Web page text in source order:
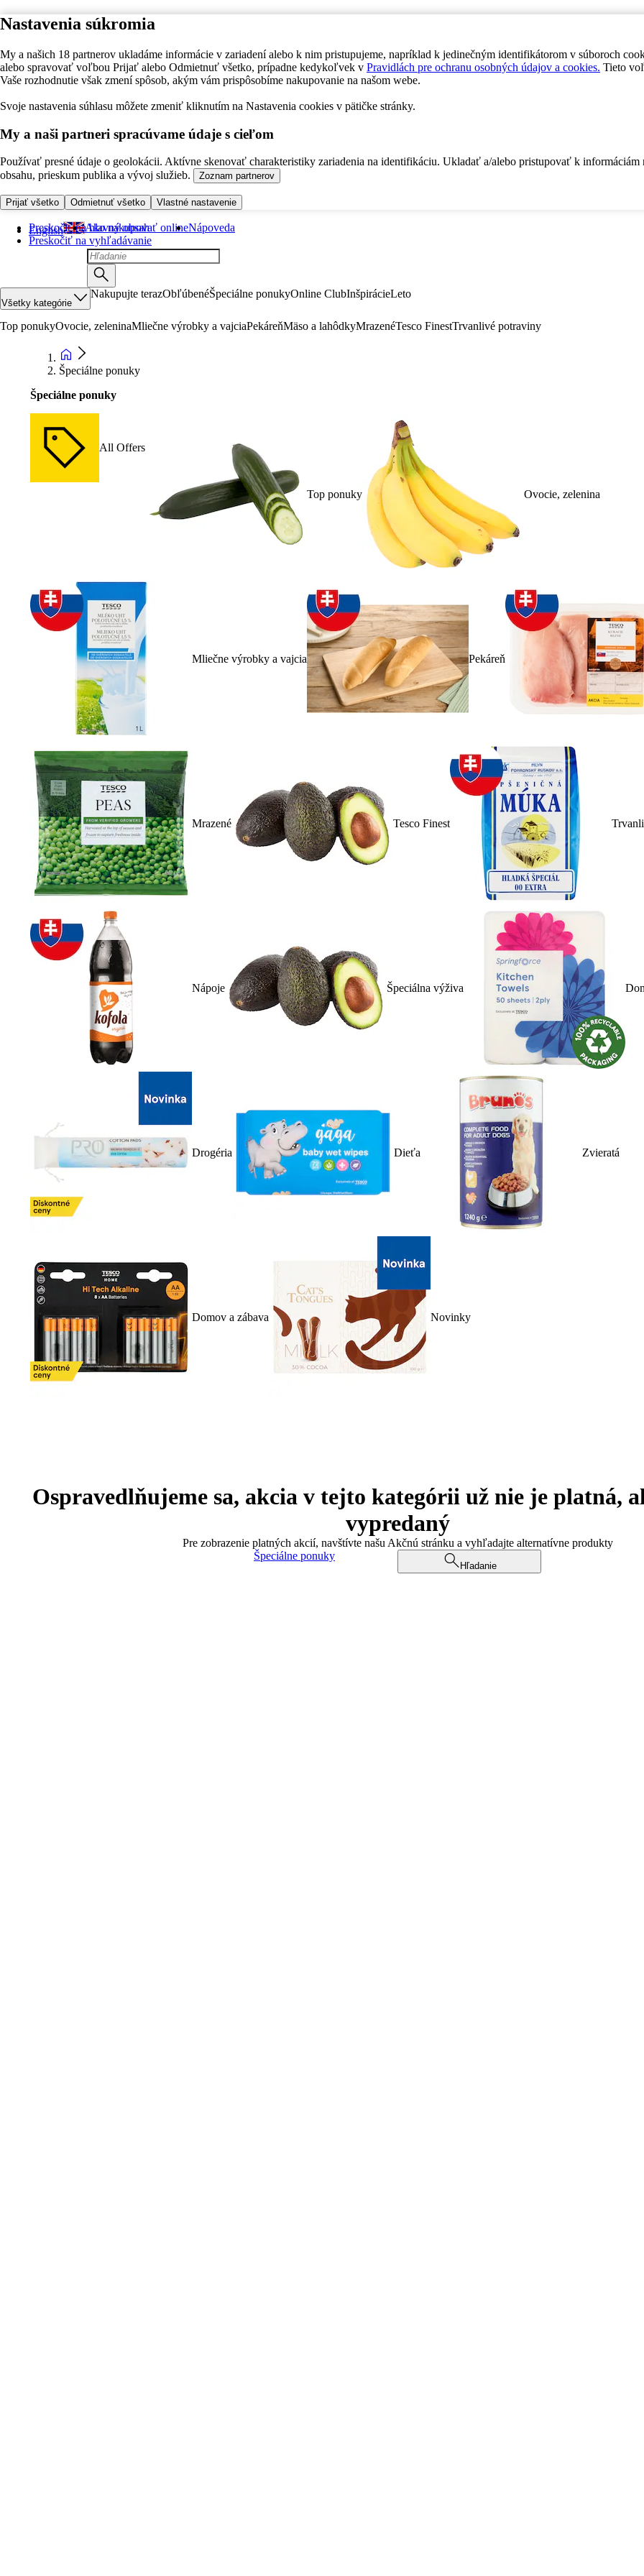
Nastavenia súkromia
My a našich 18 partnerov ukladáme informácie v zariadení alebo k nim pristupujeme, napríklad k jedinečným identifikátorom v súboroch
alebo spravovať voľbou Prijať alebo Odmietnuť všetko, prípadne kedykoľvek v Pravidlách pre ochranu osobných údajov a cookies. Tieto
Vaše rozhodnutie však zmení spôsob, akým vám prispôsobíme nakupovanie na našom webe.
Svoje nastavenia súhlasu môžete zmeniť kliknutím na Nastavenia cookies v pätičke stránky.
My a naši partneri spracúvame údaje s cieľom
Používať presné údaje o geolokácii. Aktívne skenovať charakteristiky zariadenia na identifikáciu. Ukladať a/alebo pristupovať k informáciám
obsahu, prieskum publika a vývoj služieb.
Zoznam partnerov
Prijať všetko Odmietnuť všetko Vlastné nastavenie
Preskočiť na hlavný obsah
Preskočiť na vyhľadávanie
English Ako nakupovať onlineNápoveda
Všetky kategórie
Nakupujte terazObľúbenéŠpeciálne ponukyOnline ClubInšpirácieLeto
Top ponukyOvocie, zeleninaMliečne výrobky a vajciaPekáreňMäso a lahôdkyMrazenéTesco FinestTrvanlivé potraviny
Špeciálne ponuky
Špeciálne ponuky
All Offers
Top ponuky Ovocie, zelenina
Mliečne výrobky a vajcia Pekáreň
Mrazené Tesco Finest
Nápoje Špeciálna výživa
Drogéria Dieťa Zvieratá
Domov a zábava Novinky
Ospravedlňujeme sa, akcia v tejto kategórii už nie je platná,
vypredaný
Pre zobrazenie platných akcií, navštívte našu Akčnú stránku a vyhľadajte alternatívne produkty
Špeciálne ponuky
Hľadanie